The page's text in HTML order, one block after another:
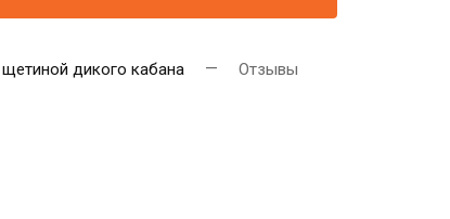
дикого кабана Отзывы